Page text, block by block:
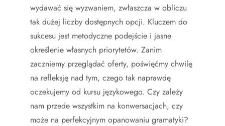
wydawać się wyzwaniem, zwłaszcza w obliczu
tak dużej liczby dostępnych opcji. Kluczem do
sukcesu jest metodyczne podejście i jasne
określenie własnych priorytetów. Zanim
zaczniemy przeglądać oferty, poświęćmy chwilę
na refleksję nad tym, czego tak naprawdę
oczekujemy od kursu językowego. Czy zależy
nam przede wszystkim na konwersacjach, czy
może na perfekcyjnym opanowaniu gramatyki?